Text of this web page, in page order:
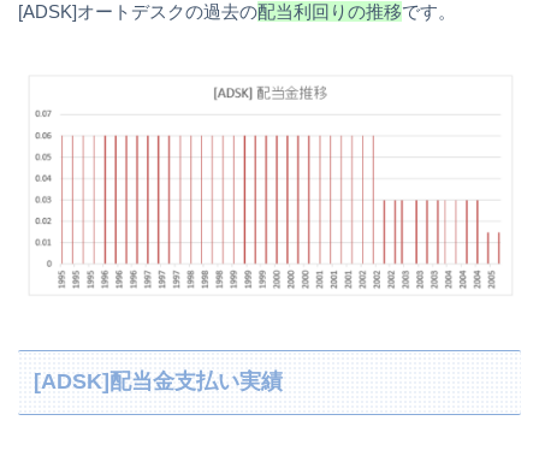
[ADSK]オートデスクの過去の配当利回りの推移です。
[ADSK]配当金支払い実績